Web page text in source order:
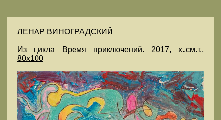
ЛЕНАР ВИНОГРАДСКИЙ
Из цикла Время приключений. 2017, х.,см.т.,
80х100